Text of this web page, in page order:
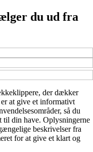
du ud fra
der dækker
at give et informativt
så du
til din have. Oplysningerne
beskrivelser fra
for at give et klart og